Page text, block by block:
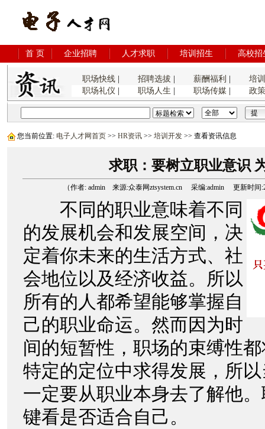
首 页 企业招聘 人才求职 培训招生 高校招
职场快线| 招聘选拔 薪酬福利
培
职场礼仪
职场人生 职场传媒| 政
您当前位置: 电子人才网首页 >> HR资讯 >> 培训开发 >> 查看资讯信息
求职：要树立职业意识
（作者: admin 来源:众泰网ztsystem.cn 采编:admin 更新时间
不同的职业意味着不同
的发展机会和发展空间，决
定着你未来的生活方式、社
会地位以及经济收益。所以
所有的人都希望能够掌握自
己的职业命运。然而因为时
间的短暂性，职场的束缚性
特定的定位中求得发展，所
一定要从职业本身去了解他
键看是否适合自己。